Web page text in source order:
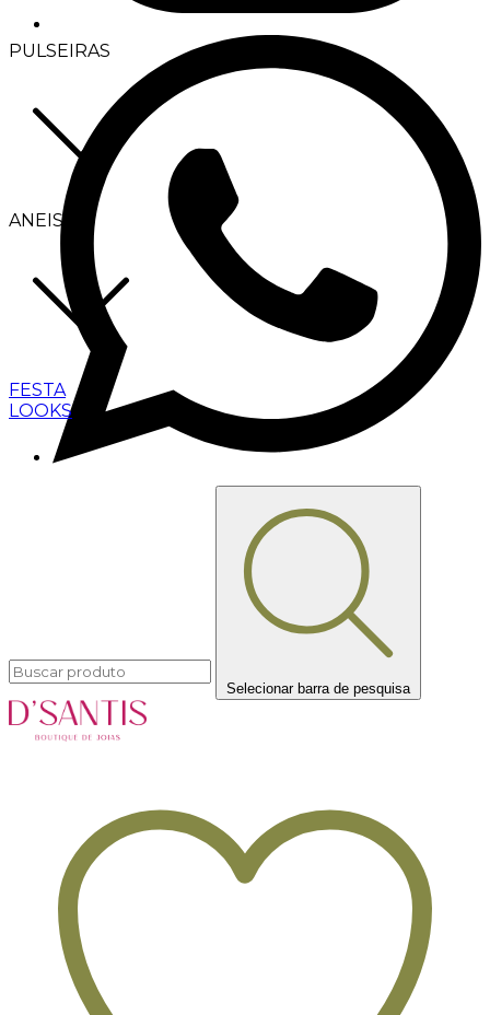
PULSEIRAS
ANEIS
FESTA
LOOKS
Selecionar barra de pesquisa